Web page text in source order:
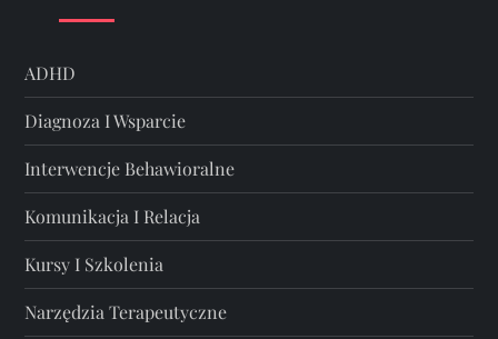
ADHD
Diagnoza I Wsparcie
Interwencje Behawioralne
Komunikacja I Relacja
Kursy I Szkolenia
Narzędzia Terapeutyczne